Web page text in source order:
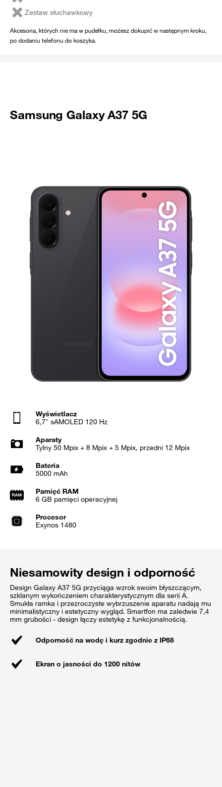
Zestaw słuchawkowy
Akcesoria, których nie ma w pudełku, możesz dokupić w następnym kroku,
po dodaniu telefonu do koszyka.
Samsung Galaxy A37 5G
Wyświetlacz
6,7″ sAMOLED 120 Hz
Aparaty
Tylny 50 Mpix + 8 Mpix + 5 Mpix, przedni 12 Mpix
Bateria
5000 mAh
Pamięć RAM
6 GB pamięci operacyjnej
Procesor
Exynos 1480
Niesamowity design i odporność
Design Galaxy A37 5G przyciąga wzrok swoim błyszczącym,
szklanym wykończeniem charakterystycznym dla serii A.
Smukła ramka i przezroczyste wybrzuszenie aparatu nadają mu
minimalistyczny i estetyczny wygląd. Smartfon ma zaledwie 7,4
mm grubości - design łączy estetykę z funkcjonalnością.
Odporność na wodę i kurz zgodnie z IP68
Ekran o jasności do 1200 nitów